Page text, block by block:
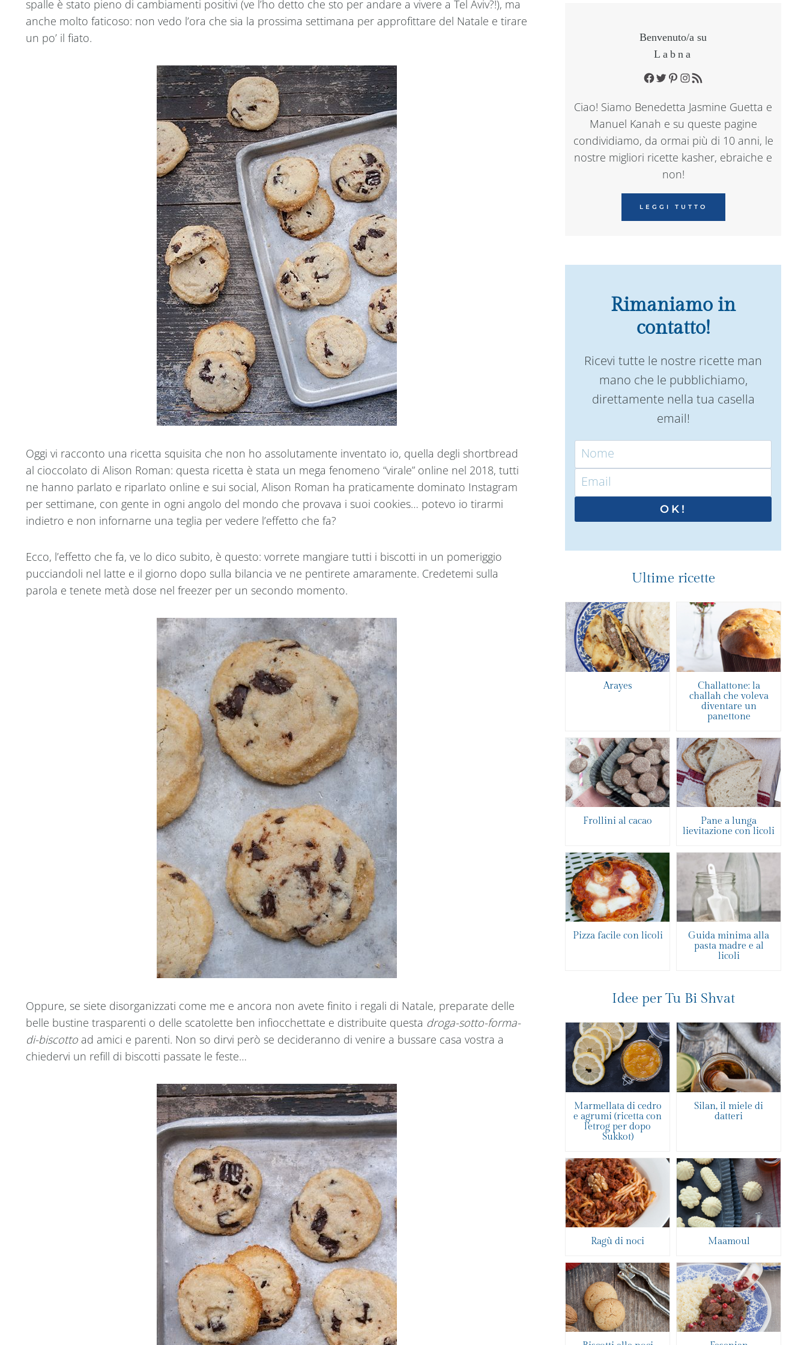
spalle è stato pieno di cambiamenti positivi (ve l’ho detto che sto per andare a vivere a Tel Aviv?!), ma
anche molto faticoso: non vedo l’ora che sia la prossima settimana per approfittare del Natale e tirare
un po’ il fiato.
Oggi vi racconto una ricetta squisita che non ho assolutamente inventato io, quella degli shortbread
al cioccolato di Alison Roman: questa ricetta è stata un mega fenomeno “virale” online nel 2018, tutti
ne hanno parlato e riparlato online e sui social, Alison Roman ha praticamente dominato Instagram
per settimane, con gente in ogni angolo del mondo che provava i suoi cookies… potevo io tirarmi
indietro e non infornarne una teglia per vedere l’effetto che fa?
Ecco, l’effetto che fa, ve lo dico subito, è questo: vorrete mangiare tutti i biscotti in un pomeriggio
pucciandoli nel latte e il giorno dopo sulla bilancia ve ne pentirete amaramente. Credetemi sulla
parola e tenete metà dose nel freezer per un secondo momento.
Oppure, se siete disorganizzati come me e ancora non avete finito i regali di Natale, preparate delle
belle bustine trasparenti o delle scatolette ben infiocchettate e distribuite questa droga-sotto-forma-
di-biscotto ad amici e parenti. Non so dirvi però se decideranno di venire a bussare casa vostra a
chiedervi un refill di biscotti passate le feste…
Benvenuto/a su
Labna
Facebook
TwitterPinterest
Instagram
RSS Feed
Ciao! Siamo Benedetta Jasmine Guetta e
Manuel Kanah e su queste pagine
condividiamo, da ormai più di 10 anni, le
nostre migliori ricette kasher, ebraiche e
non!
LEGGI TUTTO
Rimaniamo in
contatto!
Ricevi tutte le nostre ricette man
mano che le pubblichiamo,
direttamente nella tua casella
email!
OK!
Ultime ricette
Arayes
Challattone: la
challah che voleva
diventare un
panettone
Frollini al cacao
Pane a lunga
lievitazione con licoli
Pizza facile con licoli
Guida minima alla
pasta madre e al
licoli
Idee per Tu Bi Shvat
Marmellata di cedro
e agrumi (ricetta con
l’etrog per dopo
Sukkot)
Silan, il miele di
datteri
Ragù di noci Maamoul